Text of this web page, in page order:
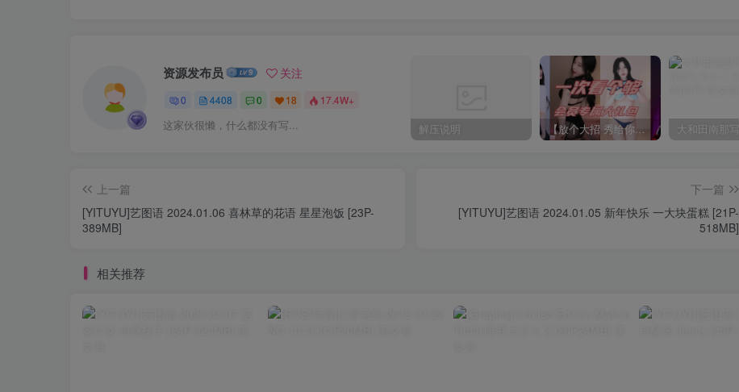
资源发布员 关注
0 4408 0 18 17.4W+
这家伙很懒，什么都没有写... 解压说明 【放个大招 秀给你】赞助VIP，全站无限制任意下载巨量福利资源打包！【VIP优惠中】
上一篇
[YITUYU]艺图语 2024.01.06 喜林草的花语 星星泡饭 [23P-
389MB]
下一篇
[YITUYU]艺图语 2024.01.05 新年快乐 一大块蛋糕 [21P-
518MB]
相关推荐